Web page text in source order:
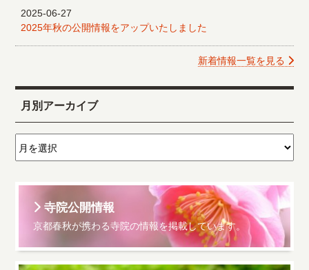
2025-06-27
2025年秋の公開情報をアップいたしました
新着情報一覧を見る
月別アーカイブ
寺院公開情報
京都春秋が携わる寺院の情報を掲載しています。